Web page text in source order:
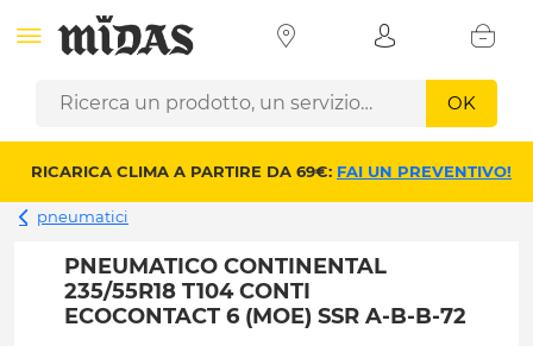
OK
RICARICA CLIMA A PARTIRE DA 69€: FAI UN PREVENTIVO!
pneumatici
PNEUMATICO CONTINENTAL
235/55R18 T104 CONTI
ECOCONTACT 6 (MOE) SSR A-B-B-72